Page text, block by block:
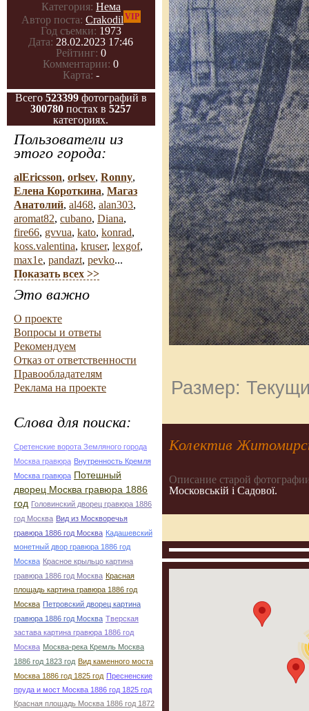
Категория: Нема
Автор поста: Crakodil VIP
Год съемки: 1973
Дата: 28.02.2023 17:46
Рейтинг: 0
Комментарии: 0
Карта: -
Всего 523399 фотографий в
300780 постах в5257
категориях.
Пользователи из
этого города:
alEricsson, orlsev, Ronny,
Елена Короткина, Магаз
Анатолий, al468, alan303,
aromat82, cubano, Diana,
fire66, gvvua, kato, konrad,
koss.valentina, kruser, lexgof,
max1e, pandazt, pevko...
Показать всех >>
Это важно
О проекте
Вопросы и ответы
Рекомендуем
Отказ от ответственности
Правообладателям
Реклама на проекте
Слова для поиска:
Сретенские ворота Земляного города
Москва гравюра Внутренность Кремля
Москва гравюра Потешный
дворец Москва гравюра 1886
год Головинский дворец гравюра 1886
год Москва Вид из Москворечья
гравюра 1886 год Москва Кадашевский
монетный двор гравюра 1886 год
Москва Красное крыльцо картина
гравюра 1886 год Москва Красная
площадь картина гравюра 1886 год
Москва Петровский дворец картина
гравюра 1886 год Москва Тверская
застава картина гравюра 1886 год
Москва Москва-река Кремль Москва
1886 год 1823 год Вид каменного моста
Москва 1886 год 1825 год Пресненские
пруда и мост Москва 1886 год 1825 год
Красная площадь Москва 1886 год 1872
Размер:
Колектив
Описание старой
Московській і Садової.